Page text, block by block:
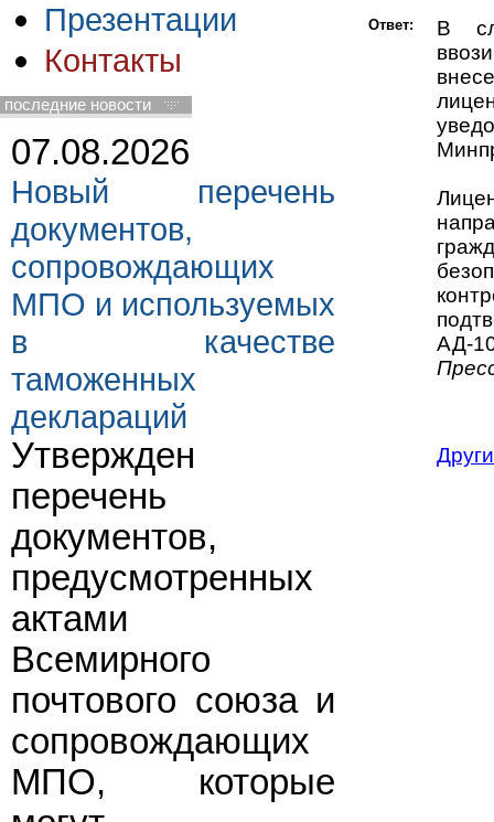
Презентации
Контакты
последние новости
07.08.2026
Новый перечень
документов,
сопровождающих
МПО и используемых
в качестве
таможенных
деклараций
Утвержден
перечень
документов,
предусмотренных
актами
Всемирного
почтового союза и
сопровождающих
МПО, которые
Ответ:
В
АД-